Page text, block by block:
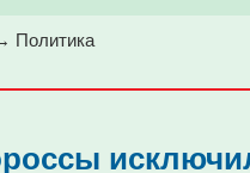
Политика